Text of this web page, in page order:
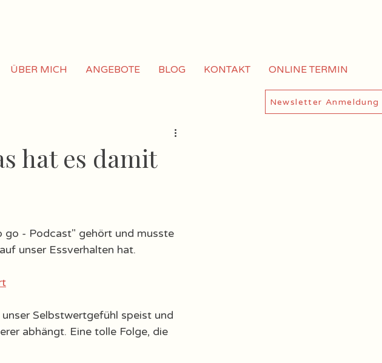
ÜBER MICH ANGEBOTE BLOG KONTAKT ONLINE TERMIN
Newsletter Anmeldung
hat es damit
go - Podcast" gehört und musste
unser Essverhalten hat.
Selbstwertgefühl speist und
abhängt. Eine tolle Folge, die